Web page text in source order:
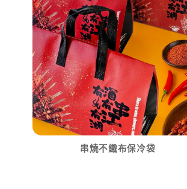
串燒不織布保冷袋